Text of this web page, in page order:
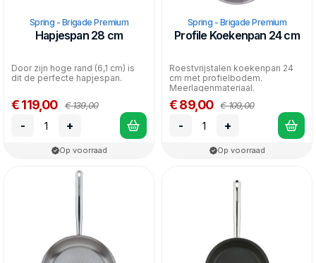
Spring - Brigade Premium
Hapjespan 28 cm
Door zijn hoge rand (6,1 cm) is
dit de perfecte hapjespan.
€ 119,00 € 139,00
- +
Op voorraad
Spring - Brigade Premium
Profile Koekenpan 24 cm
Roestvrijstalen koekenpan 24
cm met profielbodem.
Meerlagenmateriaal.
Gelijkmatige warmteverdeling.
Gesch...
€ 89,00 € 109,00
- +
Op voorraad